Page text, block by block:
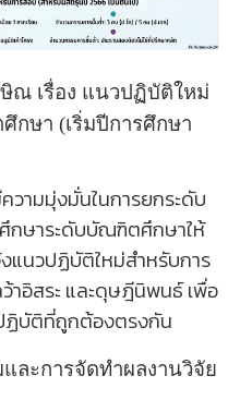
ณ เรื่อง แนวปฏิบัติใหม่
ษา (เริ่มปีการศึกษา
ามมุ่งมั่นในการยกระดับ
กษาระดับบัณฑิตศึกษาให้
แนวปฏิบัติใหม่สำหรับการ
อิสระ และดุษฎีนิพนธ์ เพื่อ
ฏิบัติที่ถูกต้องตรงกัน
ละการจัดทำผลงานวิจัย